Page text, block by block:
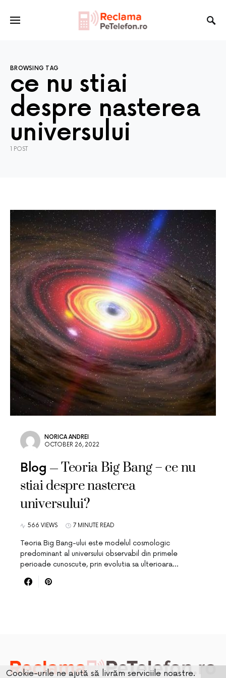
BROWSING TAG
ce nu stiai
despre nasterea
universului
1 POST
NORICA ANDREI
OCTOBER 26, 2022
Blog
Teoria Big Bang – ce nu
stiai despre nasterea
universului?
566 VIEWS 7 MINUTE READ
Teoria Big Bang-ului este modelul cosmologic
predominant al universului observabil din primele
perioade cunoscute, prin evolutia sa ulterioara…
Cookie-urile ne ajută să livrăm serviciile noastre.